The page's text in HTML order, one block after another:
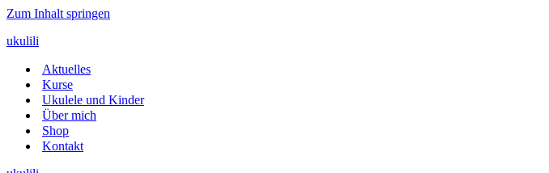
Zum Inhalt springen
ukulili
Aktuelles
Kurse
Ukulele und Kinder
Über mich
Shop
Kontakt